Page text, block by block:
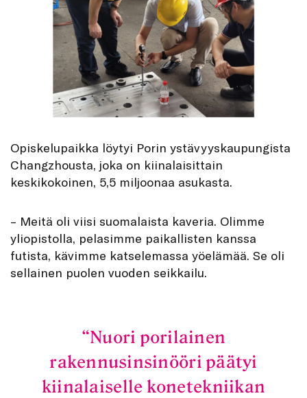
Opiskelupaikka löytyi Porin ystävyyskaupungista
Changzhousta, joka on kiinalaisittain
keskikokoinen, 5,5 miljoonaa asukasta.
– Meitä oli viisi suomalaista kaveria. Olimme
yliopistolla, pelasimme paikallisten kanssa
futista, kävimme katselemassa yöelämää. Se oli
sellainen puolen vuoden seikkailu.
Nuori porilainen
rakennusinsinööri päätyi
kiinalaiselle konetekniikan